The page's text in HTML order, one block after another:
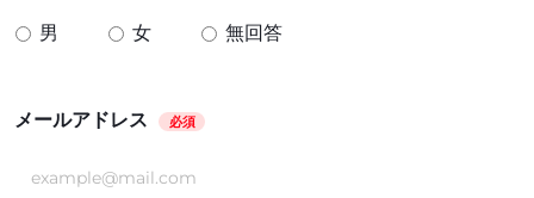
男 女 無回答
メールアドレス 必須